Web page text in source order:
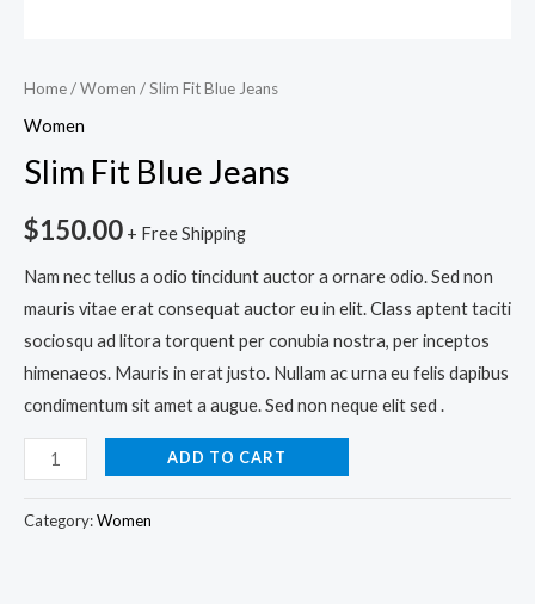
Home/Women / Slim Fit Blue Jeans
Women
Slim Fit Blue Jeans
$150.00 + Free Shipping
Nam nec tellus a odio tincidunt auctor a ornare odio. Sed non
mauris vitae erat consequat auctor eu in elit. Class aptent taciti
sociosqu ad litora torquent per conubia nostra, per inceptos
himenaeos. Mauris in erat justo. Nullam ac urna eu felis dapibus
condimentum sit amet a augue. Sed non neque elit sed .
ADD TO CART
Category:Women